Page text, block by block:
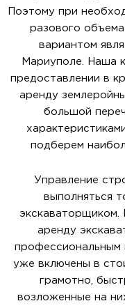
Поэтому при
разового
вариантом
Мариуполе. Наша
предоставлении в
аренду
большой
подберем
Управление
выполняться
экскаваторщиком.
аренду
профессиональным
уже включены в
грамотно,
возложенные на